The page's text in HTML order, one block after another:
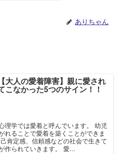
ありちゃん
【大人の愛着障害】親に愛され
こなかった5つのサイン！！
理学では愛着と呼んでいます。 幼児
れることで愛着を築くことができま
肯定感、信頼感などの社会で生きて
作られていきます。 愛...